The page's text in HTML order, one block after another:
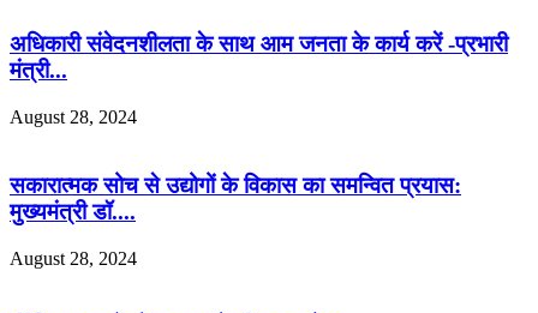
अधिकारी संवेदनशीलता के साथ आम जनता के कार्य करें -प्रभारी
मंत्री...
August 28, 2024
सकारात्मक सोच से उद्योगों के विकास का समन्वित प्रयास:
मुख्यमंत्री डॉ....
August 28, 2024